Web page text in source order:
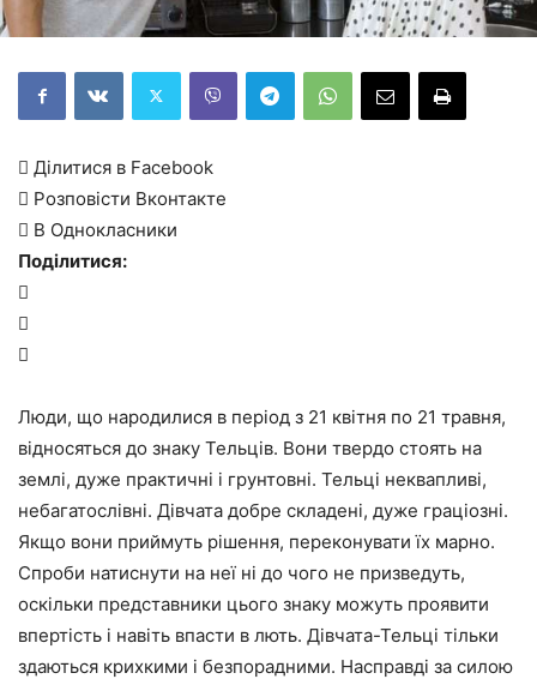
 Ділитися в Facebook
 Розповісти Вконтакте
 В Однокласники
Поділитися:



Люди, що народилися в період з 21 квітня по 21 травня,
відносяться до знаку Тельців. Вони твердо стоять на
землі, дуже практичні і грунтовні. Тельці неквапливі,
небагатослівні. Дівчата добре складені, дуже граціозні.
Якщо вони приймуть рішення, переконувати їх марно.
Спроби натиснути на неї ні до чого не призведуть,
оскільки представники цього знаку можуть проявити
впертість і навіть впасти в лють. Дівчата-Тельці тільки
здаються крихкими і безпорадними. Насправді за силою